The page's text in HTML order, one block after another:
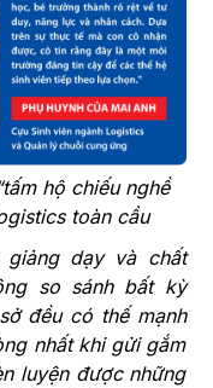
hộ chiếu nghề
toàn cầu
giảng dạy và chất
so sánh bất kỳ
đều có thế mạnh
nhất khi gửi gắm
luyện được những